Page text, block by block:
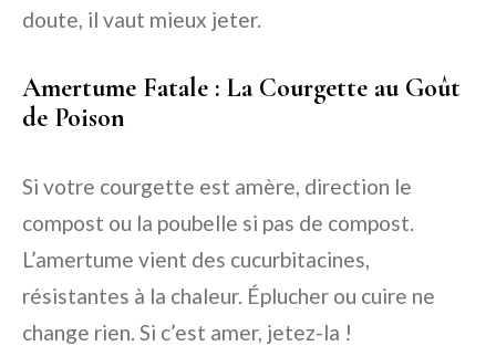
doute, il vaut mieux jeter.
Amertume Fatale : La Courgette au Goût
de Poison
Si votre courgette est amère, direction le
compost ou la poubelle si pas de compost.
L’amertume vient des cucurbitacines,
résistantes à la chaleur. Éplucher ou cuire ne
change rien. Si c’est amer, jetez-la !